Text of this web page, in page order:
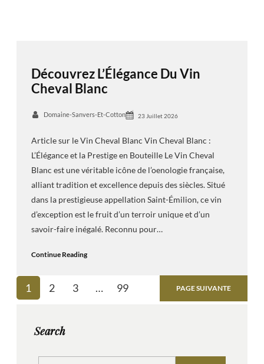
Découvrez L’Élégance Du Vin
Cheval Blanc
Domaine-Sanvers-Et-Cotton 23 Juillet 2026
Article sur le Vin Cheval Blanc Vin Cheval Blanc :
L’Élégance et la Prestige en Bouteille Le Vin Cheval
Blanc est une véritable icône de l’oenologie française,
alliant tradition et excellence depuis des siècles. Situé
dans la prestigieuse appellation Saint-Émilion, ce vin
d’exception est le fruit d’un terroir unique et d’un
savoir-faire inégalé. Reconnu pour…
Continue Reading
1 2 3 … 99 PAGE SUIVANTE
Search